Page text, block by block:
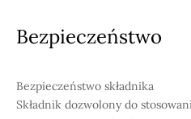
Bezpieczeństwo
Bezpieczeństwo składnika
Składnik dozwolony do